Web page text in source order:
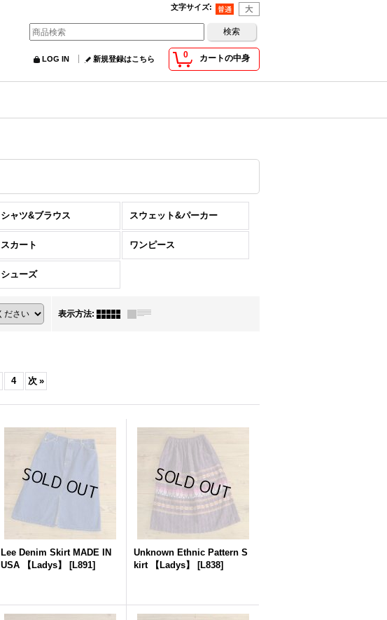
文字サイズ:
0 カートの中身
LOG IN 新規登録はこちら
シャツ&ブラウス スウェット&パーカー
スカート ワンピース
シューズ
表示方法:
4 次 »
Lee Denim Skirt MADE IN
USA 【Ladys】
[L891]
Unknown Ethnic Pattern S
kirt 【Ladys】
[L838]